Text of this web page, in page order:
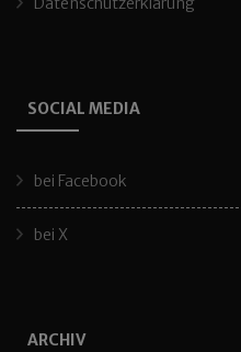
SOCIAL MEDIA
bei Facebook
bei X
ARCHIV